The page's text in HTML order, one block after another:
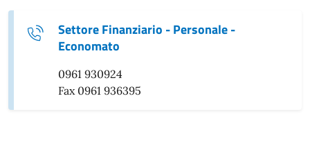
Settore Finanziario - Personale -
Economato
0961 930924
Fax 0961 936395